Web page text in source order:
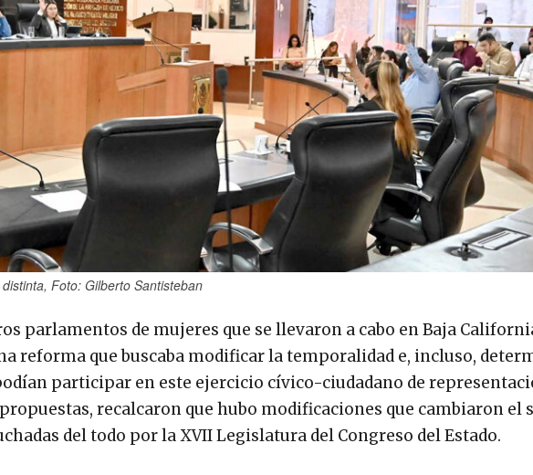
Foto: Gilberto Santisteban
parlamentos de mujeres que se llevaron a cabo en Baja
reforma que buscaba modificar la temporalidad e, incluso,
participar en este ejercicio cívico-ciudadano de
recalcaron que hubo modificaciones que cambiaron el
del todo por la XVII Legislatura del Congreso del Estado.